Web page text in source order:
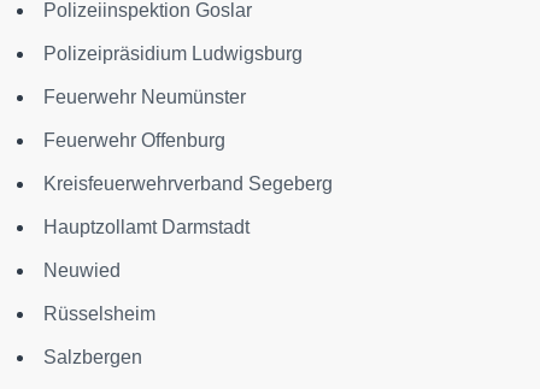
Polizeiinspektion Goslar
Polizeipräsidium Ludwigsburg
Feuerwehr Neumünster
Feuerwehr Offenburg
Kreisfeuerwehrverband Segeberg
Hauptzollamt Darmstadt
Neuwied
Rüsselsheim
Salzbergen